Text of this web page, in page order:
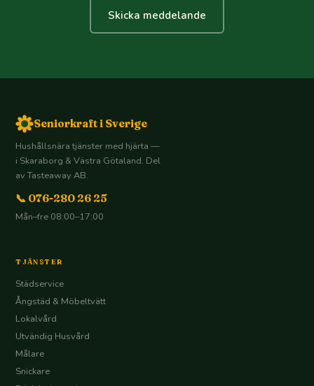
Skicka meddelande
Seniorkraft i Sverige
Hushållsnära tjänster med hjärta —
i Skaraborg & Västra Götaland. Del
av Tasteaway AB.
📞 076-280 26 25
Mån–fre 08:00–17:00
TJÄNSTER
Städservice
Ångstäd & Möbeltvätt
Lokalvård
Utvändig Husvård
Målare
Snickare